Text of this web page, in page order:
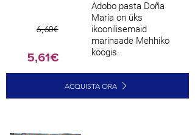
6,60€
5,61€
Adobo pasta Doña
María on üks
ikoonilisemaid
marinaade Mehhiko
köögis.
ACQUISTA ORA